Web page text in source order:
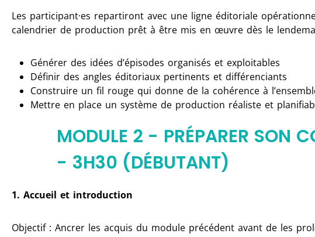
Les participant·es repartiront avec une ligne éditoriale
calendrier de production prêt à être mis en œuvre dès le
Générer des idées d’épisodes organisés et exploitables
Définir des angles éditoriaux pertinents et différenciants
Construire un fil rouge qui donne de la cohérence à
Mettre en place un système de production réaliste et
MODULE 2 - PRÉPARER SON
- 3H30 (DÉBUTANT)
1. Accueil et introduction
Objectif : Ancrer les acquis du module précédent avant de les